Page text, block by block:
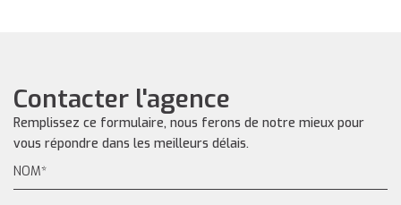
Contacter l'agence
Remplissez ce formulaire, nous ferons de notre mieux pour
vous répondre dans les meilleurs délais.